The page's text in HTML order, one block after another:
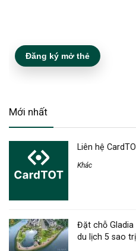
Đăng ký mở thẻ
Mới nhất
Liên hệ
Khác
Đặt chỗ Gladia
du lịch 5 sao